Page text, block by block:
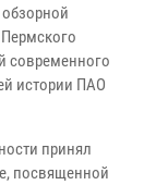
современного
истории ПАО
принял
посвященной